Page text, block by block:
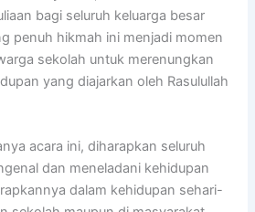
bagi seluruh keluarga besar
penuh hikmah ini menjadi momen
sekolah untuk merenungkan
yang diajarkan oleh Rasulullah
acara ini, diharapkan seluruh
dan meneladani kehidupan
dalam kehidupan sehari-